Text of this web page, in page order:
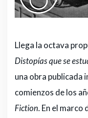
Llega la octava
Distopías que se
una obra publicada
comienzos de los
Fiction. En el marco